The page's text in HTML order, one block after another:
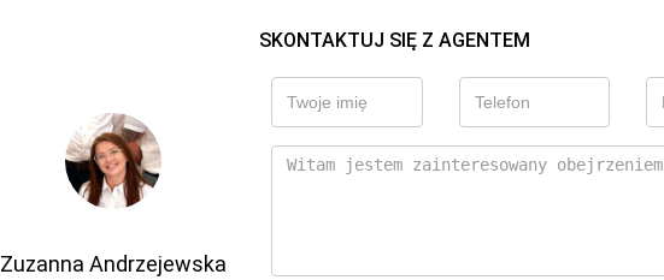
SKONTAKTUJ SIĘ Z AGENTEM
Zuzanna Andrzejewska